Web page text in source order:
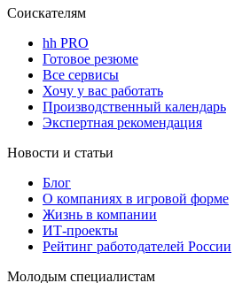
Соискателям
hh PRO
Готовое резюме
Все сервисы
Хочу у вас работать
Производственный календарь
Экспертная рекомендация
Новости и статьи
Блог
О компаниях в игровой форме
Жизнь в компании
ИТ-проекты
Рейтинг работодателей России
Молодым специалистам